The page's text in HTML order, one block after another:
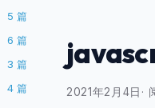
5 篇
6 篇
3 篇
4 篇 2021年2月4日 ·